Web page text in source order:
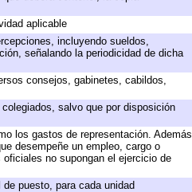
aplicable
incluyendo sueldos,
señalando la periodicidad de dicha
consejos, gabinetes, cabildos,
salvo que por disposición
los gastos de representación. Además
desempeñe un empleo, cargo o
no supongan el ejercicio de
puesto, para cada unidad